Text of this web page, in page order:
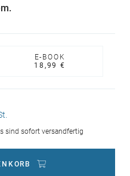
E-BOOK
18,99 €
sind sofort versandfertig